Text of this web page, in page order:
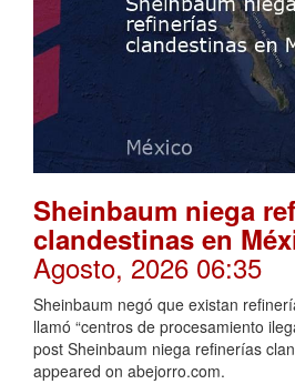
Sheinbaum niega
clandestinas en
Agosto, 2026 06:35
Sheinbaum negó que existan
llamó “centros de procesamiento
post Sheinbaum niega refinerías
appeared on abejorro.com.